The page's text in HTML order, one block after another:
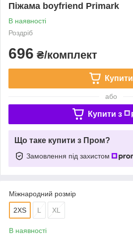
Піжама boyfriend Primark
В наявності
Роздріб
696 ₴/комплект
Купити
або
Купити з
Що таке купити з Пром?
Замовлення під захистом
Міжнародний розмір
2XS L XL
В наявності